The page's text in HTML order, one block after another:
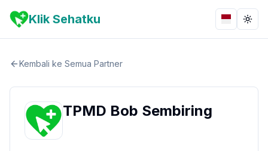
Klik Sehatku Bahasa
Kembali ke Semua Partner
TPMD Bob Sembiring